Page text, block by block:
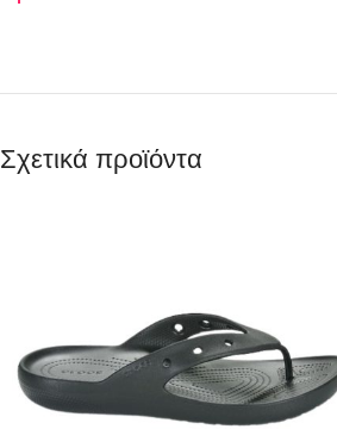
Σχετικά προϊόντα